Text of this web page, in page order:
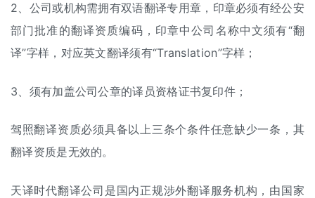
2、公司或机构需拥有双语翻译专用章，印章必须有经公安
部门批准的翻译资质编码，印章中公司名称中文须有“翻
译”字样，对应英文翻译须有“Translation”字样；
3、须有加盖公司公章的译员资格证书复印件；
驾照翻译资质必须具备以上三条个条件任意缺少一条，其
翻译资质是无效的。
天译时代翻译公司是国内正规涉外翻译服务机构，由国家